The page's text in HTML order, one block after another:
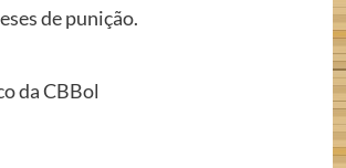
de punição.
da CBBol